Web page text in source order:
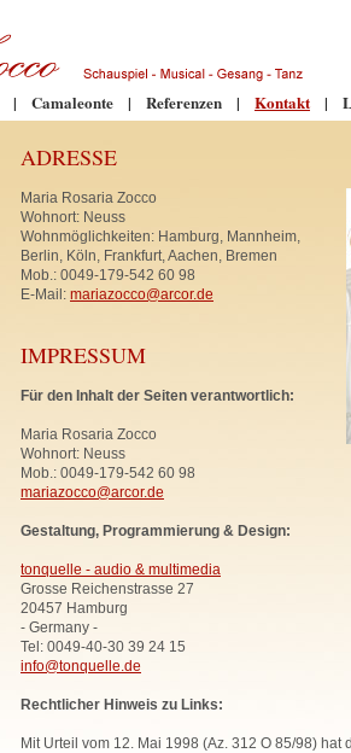
| Camaleonte | Referenzen | Kontakt |
ADRESSE
Maria Rosaria Zocco
Wohnort: Neuss
Wohnmöglichkeiten: Hamburg, Mannheim,
Berlin, Köln, Frankfurt, Aachen, Bremen
Mob.: 0049-179-542 60 98
E-Mail: mariazocco@arcor.de
IMPRESSUM
Für den Inhalt der Seiten verantwortlich:
Maria Rosaria Zocco
Wohnort: Neuss
Mob.: 0049-179-542 60 98
mariazocco@arcor.de
Gestaltung, Programmierung & Design:
tonquelle - audio & multimedia
Grosse Reichenstrasse 27
20457 Hamburg
- Germany -
Tel: 0049-40-30 39 24 15
info@tonquelle.de
Rechtlicher Hinweis zu Links:
Mit Urteil vom 12. Mai 1998 (Az. 312 O 85/98) hat